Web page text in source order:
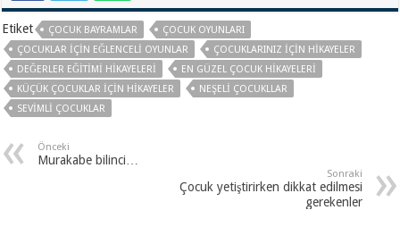
Etiket ÇOCUK BAYRAMLAR
ÇOCUK OYUNLARI
ÇOCUKLAR IÇIN EĞLENCELI OYUNLAR
ÇOCUKLARINIZ IÇIN HIKAYELER
DEĞERLER EĞITIMI HIKAYELERI
EN GÜZEL ÇOCUK HIKAYELERI
KÜÇÜK ÇOCUKLAR IÇIN HIKAYELER
NEŞELI ÇOCUKLLAR
SEVIMLI ÇOCUKLAR
Önceki
Murakabe bilinci…
Sonraki
Çocuk yetiştirirken dikkat edilmesi
gerekenler